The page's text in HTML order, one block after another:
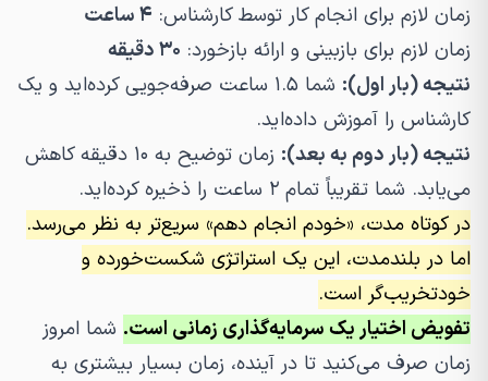
زمان لازم برای انجام کار توسط کارشناس: ۴ ساعت
زمان لازم برای بازبینی و ارائه بازخورد: ۳۰ دقیقه
نتیجه (بار اول):
شما ۱.۵ ساعت صرفه‌جویی کرده‌اید و یک
کارشناس را آموزش داده‌اید.
نتیجه (بار دوم به بعد):
زمان توضیح به ۱۰ دقیقه کاهش
می‌یابد. شما تقریباً تمام ۲ ساعت را ذخیره کرده‌اید.
در کوتاه مدت، «خودم انجام دهم» سریع‌تر به نظر می‌رسد.
اما در بلندمدت، این یک استراتژی شکست‌خورده و
خودتخریب‌گر است.
تفویض اختیار یک سرمایه‌گذاری زمانی است. شما امروز
زمان صرف می‌کنید تا در آینده، زمان بسیار بیشتری به